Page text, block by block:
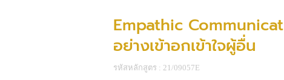
Empathic
อย่างเข้าอกเข้าใจผู้อื่น
รหัสหลักสูตร : 21/09057E